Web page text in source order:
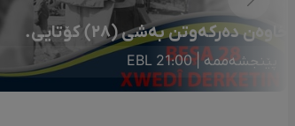
خاوەن دەرکەوتن بەشی (٢٨) کۆتایی.
پێنجشەممە | 21:00 EBL